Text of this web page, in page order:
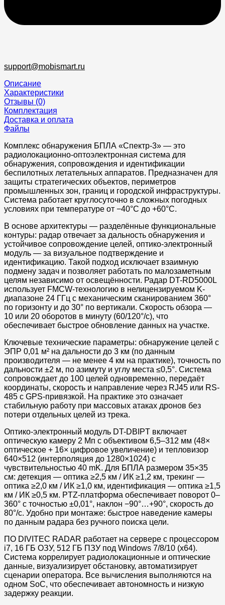
support@mobismart.ru
Описание
Характеристики
Отзывы (0)
Комплектация
Доставка и оплата
Файлы
Комплекс обнаружения БПЛА «Спектр-3» — это
радиолокационно-оптоэлектронная система для
обнаружения, сопровождения и идентификации
беспилотных летательных аппаратов. Предназначен для
защиты стратегических объектов, периметров
промышленных зон, границ и городской инфраструктуры.
Система работает круглосуточно в сложных погодных
условиях при температуре от −40°C до +60°C.
В основе архитектуры — разделённые функциональные
контуры: радар отвечает за дальность обнаружения и
устойчивое сопровождение целей, оптико-электронный
модуль — за визуальное подтверждение и
идентификацию. Такой подход исключает взаимную
подмену задач и позволяет работать по малозаметным
целям независимо от освещённости. Радар DT-RD5000L
использует FMCW-технологию в нелицензируемом K-
диапазоне 24 ГГц с механическим сканированием 360°
по горизонту и до 30° по вертикали. Скорость обзора —
10 или 20 оборотов в минуту (60/120°/с), что
обеспечивает быстрое обновление данных на участке.
Ключевые технические параметры: обнаружение целей с
ЭПР 0,01 м² на дальности до 3 км (по данным
производителя — не менее 4 км на практике), точность по
дальности ±2 м, по азимуту и углу места ≤0,5°. Система
сопровождает до 100 целей одновременно, передаёт
координаты, скорость и направление через RJ45 или RS-
485 с GPS-привязкой. На практике это означает
стабильную работу при массовых атаках дронов без
потери отдельных целей из трека.
Оптико-электронный модуль DT-DBIPT включает
оптическую камеру 2 Мп с объективом 6,5–312 мм (48×
оптическое + 16× цифровое увеличение) и тепловизор
640×512 (интерполяция до 1280×1024) с
чувствительностью 40 mK. Для БПЛА размером 35×35
см: детекция — оптика ≥2,5 км / ИК ≥1,2 км, трекинг —
оптика ≥2,0 км / ИК ≥1,0 км, идентификация — оптика ≥1,5
км / ИК ≥0,5 км. PTZ-платформа обеспечивает поворот 0–
360° с точностью ±0,01°, наклон −90°…+90°, скорость до
80°/с. Удобно при монтаже: быстрое наведение камеры
по данным радара без ручного поиска цели.
ПО DIVITEC RADAR работает на сервере с процессором
i7, 16 ГБ ОЗУ, 512 ГБ ПЗУ под Windows 7/8/10 (x64).
Система коррелирует радиолокационные и оптические
данные, визуализирует обстановку, автоматизирует
сценарии оператора. Все вычисления выполняются на
одном SoC, что обеспечивает автономность и низкую
задержку реакции.